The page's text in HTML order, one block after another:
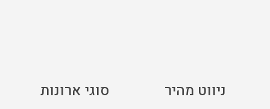
ניווט מהיר סוגי ארונות